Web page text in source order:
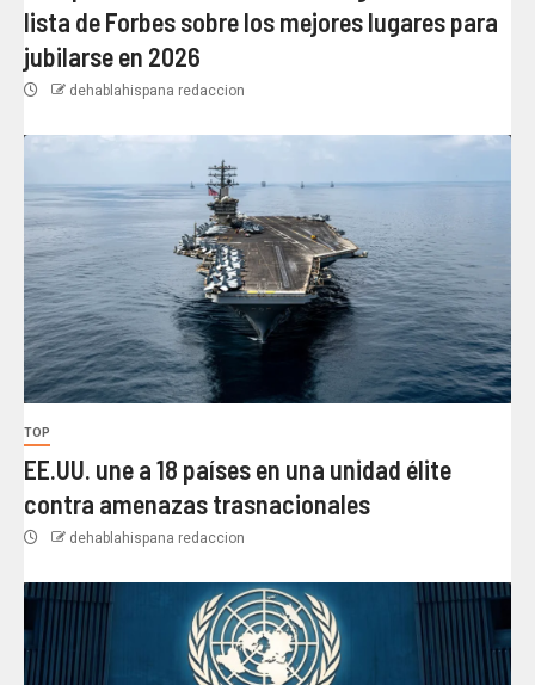
lista de Forbes sobre los mejores lugares para
jubilarse en 2026
dehablahispana redaccion
TOP
EE.UU. une a 18 países en una unidad élite
contra amenazas trasnacionales
dehablahispana redaccion